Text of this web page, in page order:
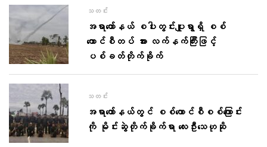
သတင်း
အရာတော်နယ် စပါးတွင်းပျူရွာရှိ စစ်
ကောင်စီတပ် အား လက်နက်ကြီးဖြင့်
ပစ်ခတ်တိုက်ခိုက်
သတင်း
အရာတော်နယ်တွင် စစ်ကောင်စီစစ်ကြောင်း
ကို မိုင်းဆွဲတိုက်ခိုက်ရာ လေးဦးသေဟုဆို